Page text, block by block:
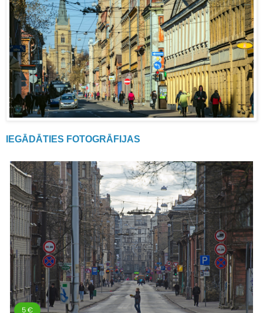
IEGĀDĀTIES FOTOGRĀFIJAS